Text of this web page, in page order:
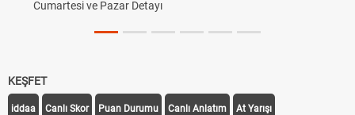
Cumartesi ve Pazar Detayı
KEŞFET
iddaa Canlı Skor Puan Durumu Canlı Anlatım At Yarışı